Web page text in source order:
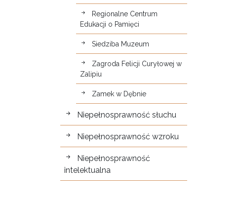
Regionalne Centrum
Edukacji o Pamięci
Siedziba Muzeum
Zagroda Felicji Curyłowej w
Zalipiu
Zamek w Dębnie
Niepełnosprawność słuchu
Niepełnosprawność wzroku
Niepełnosprawność
intelektualna